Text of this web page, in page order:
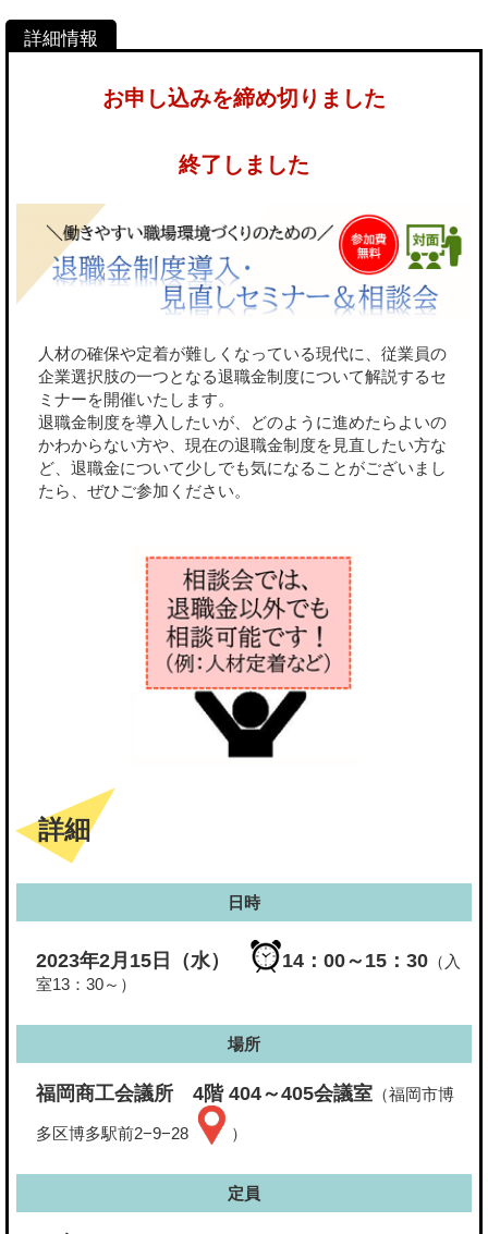
お申し込みを締め切りました
終了しました
人材の確保や定着が難しくなっている現代に、従業員の
企業選択肢の一つとなる退職金制度について解説するセ
ミナーを開催いたします。
退職金制度を導入したいが、どのように進めたらよいの
かわからない方や、現在の退職金制度を見直したい方な
ど、退職金について少しでも気になることがございまし
たら、ぜひご参加ください。
詳細
日時
2023年2月15日（水） 14：00～15：30 （入
室13：30～）
場所
福岡商工会議所 4階 404～405会議室 （福岡市博
多区博多駅前2−9−28 ）
定員